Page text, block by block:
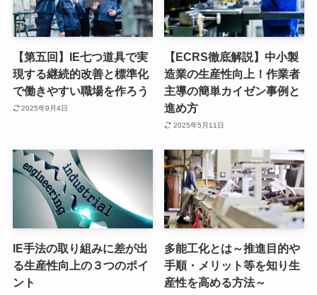
【第五回】IE七つ道具で実
現する継続的改善と標準化
で働きやすい職場を作ろう
2025年9月4日
【ECRS徹底解説】中小製
造業の生産性向上！作業者
主導の簡単カイゼン事例と
進め方
2025年5月11日
IE手法の取り組みに差が出
る生産性向上の３つのポイ
ント
多能工化とは～推進目的や
手順・メリット等を知り生
産性を高める方法～